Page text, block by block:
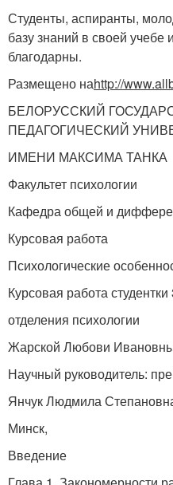
Студенты, аспиранты,
базу знаний в своей учебе
благодарны.
Размещено наhttp://
БЕЛОРУССКИЙ
ПЕДАГОГИЧЕСКИЙ
ИМЕНИ МАКСИМА ТАНКА
Факультет психологии
Кафедра общей и
Курсовая работа
Психологические
Курсовая работа студентки
отделения психологии
Жарской Любови
Научный руководитель:
Янчук Людмила
Минск,
Введение